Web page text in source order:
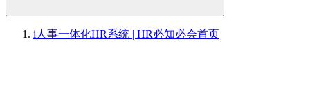
i人事一体化HR系统 | HR必知必会首页